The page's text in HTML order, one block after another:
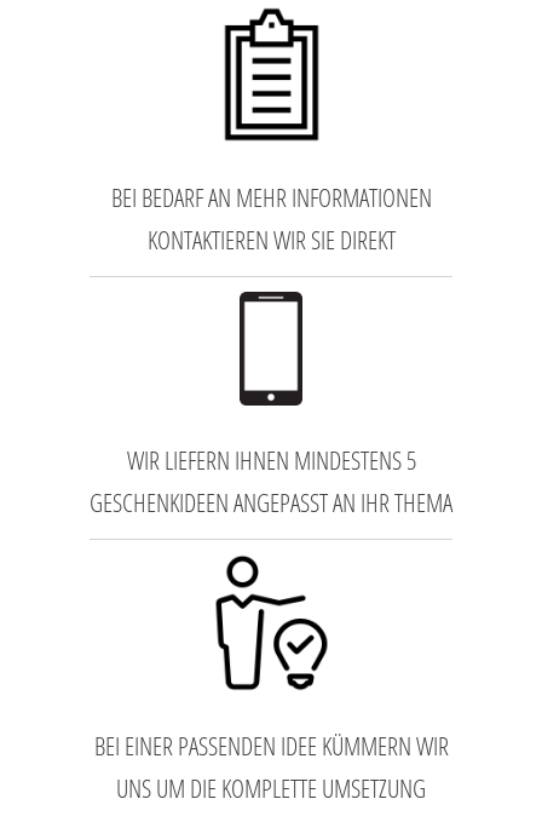
BEI BEDARF AN MEHR INFORMATIONEN
KONTAKTIEREN WIR SIE DIREKT
WIR LIEFERN IHNEN MINDESTENS 5
GESCHENKIDEEN ANGEPASST AN IHR THEMA
BEI EINER PASSENDEN IDEE KÜMMERN WIR
UNS UM DIE KOMPLETTE UMSETZUNG